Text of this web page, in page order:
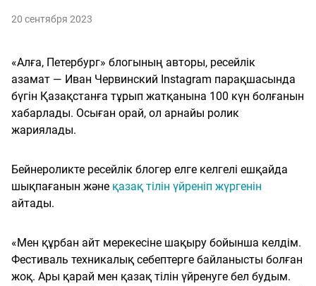
20 сентября 2023
«Алға, Петербург» блогының авторы, ресейлік
азамат — Иван Червинский Instagram парақшасында
бүгін Қазақстанға тұрып жатқанына 100 күн болғанын
хабарлады. Осыған орай, ол арнайы ролик
жариялады.
Бейнероликте ресейлік блогер елге келгелі ешқайда
шықпағанын және қазақ тілін үйреніп жүргенін
айтады.
«Мен құрбан айт мерекесіне шақыру бойынша келдім.
Фестиваль техникалық себептерге байланысты болған
жоқ. Ары қарай мен қазақ тілін үйренуге бел будым.